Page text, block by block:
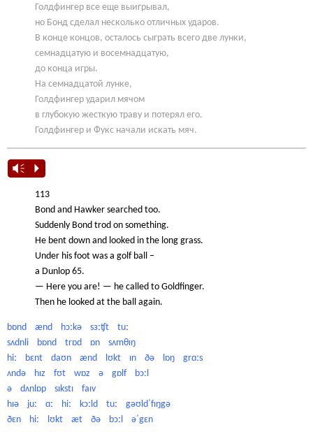
Голдфингер все еще выигрывал,
но Бонд сделал несколько отличных ударов.
В конце концов, осталось сыграть всего две лунки,
семнадцатую и восемнадцатую,
до конца игры.
На семнадцатой лунке,
Голдфингер ударил мячом
в глубокую жесткую траву и потерял его.
Голдфингер и Фукс начали искать мяч.
Vm P
113
Bond and Hawker searched too.
Suddenly Bond trod on something.
He bent down and looked in the long grass.
Under his foot was a golf ball –
a Dunlop 65.
— Here you are! — he called to Goldfinger.
Then he looked at the ball again.
bɒnd ænd hɔːkə sɜːʧt tuː
sʌdnli bɒnd trɒd ɒn sʌmθɪŋ
hiː bɛnt daʊn ænd lʊkt ɪn ðə lɒŋ grɑːs
ʌndə hɪz fʊt wɒz ə gɒlf bɔːl
ə dʌnlɒp sɪkstɪ faɪv
hɪə juː ɑː hiː kɔːld tuː gəʊldˈfɪŋgə
ðɛn hiː lʊkt æt ðə bɔːl əˈgɛn